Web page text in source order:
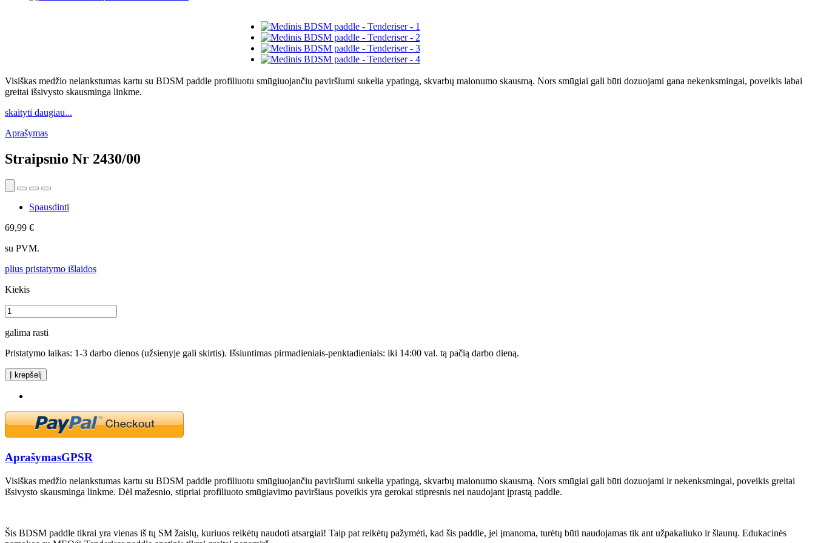
Visiškas medžio nelankstumas kartu su BDSM paddle profiliuotu smūgiuojančiu paviršiumi sukelia ypatingą, skvarbų malonumo skausmą. Nors smūgiai gali būti dozuojami gana nekenksmingai, poveikis labai
greitai išsivysto skausminga linkme.
skaityti daugiau...
Aprašymas
Straipsnio Nr 2430/00
Spausdinti
69,99 €
su PVM.
plius pristatymo išlaidos
Kiekis
galima rasti
Pristatymo laikas: 1-3 darbo dienos (užsienyje gali skirtis). Išsiuntimas pirmadieniais-penktadieniais: iki 14:00 val. tą pačią darbo dieną.
Į krepšelį
AprašymasGPSR
Visiškas medžio nelankstumas kartu su BDSM paddle profiliuotu smūgiuojančiu paviršiumi sukelia ypatingą, skvarbų malonumo skausmą. Nors smūgiai gali būti dozuojami ir nekenksmingai, poveikis greitai
išsivysto skausminga linkme. Dėl mažesnio, stipriai profiliuoto smūgiavimo paviršiaus poveikis yra gerokai stipresnis nei naudojant įprastą paddle.
Šis BDSM paddle tikrai yra vienas iš tų SM žaislų, kuriuos reikėtų naudoti atsargiai! Taip pat reikėtų pažymėti, kad šis paddle, jei įmanoma, turėtų būti naudojamas tik ant užpakaliuko ir šlaunų. Edukacinės